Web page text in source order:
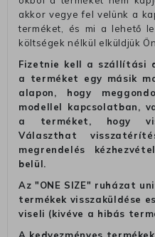
akkor vegye fel velünk a
terméket, és mi a lehető
költségek nélkül elküldjük
Fizetnie kell a szállítási
a terméket egy másik
alapon, hogy
modellel kapcsolatban,
a terméket, hogy
Választhat
megrendelés
belül.
Az "ONE SIZE" ruházat
termékek visszaküldése
viseli (kivéve a hibás